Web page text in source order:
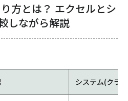
方とは？ エクセルとシ
しながら解説
システム(クラ